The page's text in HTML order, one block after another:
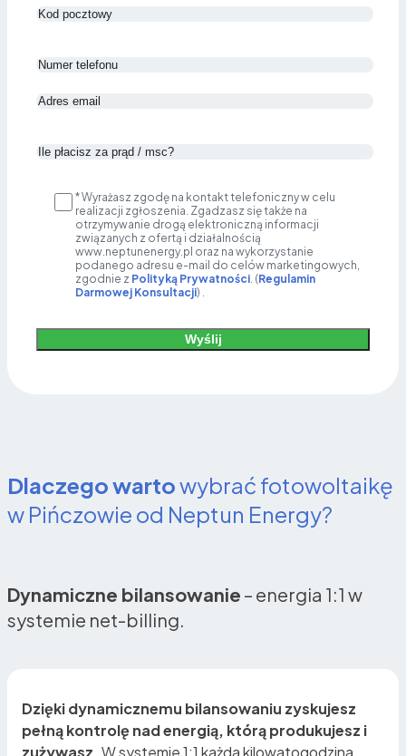
* Wyrażasz zgodę na kontakt telefoniczny w celu
realizacji zgłoszenia. Zgadzasz się także na
otrzymywanie drogą elektroniczną informacji
związanych z ofertą i działalnością
www.neptunenergy.pl oraz na wykorzystanie
podanego adresu e-mail do celów marketingowych,
zgodnie z Polityką Prywatności . (Regulamin
Darmowej Konsultacji) .
Wyślij
Dlaczego wartowybrać fotowoltaikę
w Pińczowie od Neptun Energy?
Dynamiczne bilansowanie – energia 1:1 w
systemie net-billing.
Dzięki dynamicznemu bilansowaniu zyskujesz
pełną kontrolę nad energią, którą produkujesz i